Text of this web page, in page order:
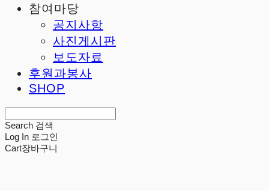
참여마당
공지사항
사진게시판
보도자료
후원과봉사
SHOP
Search 검색
Log In 로그인
Cart장바구니